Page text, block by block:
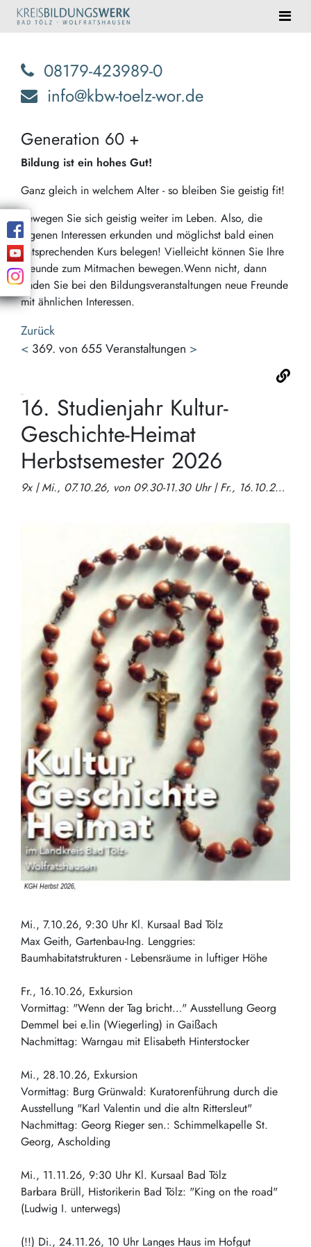
08179-423989-0
info@kbw-toelz-wor.de
Generation 60 +
Bildung ist ein hohes Gut!
Ganz gleich in welchem Alter - so bleiben Sie geistig fit!
Bewegen Sie sich geistig weiter im Leben. Also, die
eigenen Interessen erkunden und möglichst bald einen
entsprechenden Kurs belegen! Vielleicht können Sie Ihre
Freunde zum Mitmachen bewegen.Wenn nicht, dann
finden Sie bei den Bildungsveranstaltungen neue Freunde
mit ähnlichen Interessen.
Zurück
< 369. von 655 Veranstaltungen >
16. Studienjahr Kultur-
Geschichte-Heimat
Herbstsemester 2026
9x | Mi., 07.10.26, von 09.30-11.30 Uhr | Fr., 16.10.26, von 09.30-11.30 Uhr | Fr., 16.10.26, von 13.00-14.30 Uhr | Mi., 28.10.26, von 09.30-11.30 Uhr | Mi., 28.10.26, von 13.00-14.30 Uhr | Mi., 11.11.26, von 09.30-11.30 Uhr | Di., 24.11.26, von 09.30-11.30 Uhr | Di., 24.11.26, von 13.00-14.30 Uhr | Mi., 09.12.26, von 09.30-11.30 Uhr
Mi., 7.10.26, 9:30 Uhr Kl. Kursaal Bad Tölz
Max Geith, Gartenbau-Ing. Lenggries:
Baumhabitatstrukturen - Lebensräume in luftiger Höhe
Fr., 16.10.26, Exkursion
Vormittag: "Wenn der Tag bricht…" Ausstellung Georg
Demmel bei e.lin (Wiegerling) in Gaißach
Nachmittag: Warngau mit Elisabeth Hinterstocker
Mi., 28.10.26, Exkursion
Vormittag: Burg Grünwald: Kuratorenführung durch die
Ausstellung "Karl Valentin und die altn Rittersleut"
Nachmittag: Georg Rieger sen.: Schimmelkapelle St.
Georg, Ascholding
Mi., 11.11.26, 9:30 Uhr Kl. Kursaal Bad Tölz
Barbara Brüll, Historikerin Bad Tölz: "King on the road"
(Ludwig I. unterwegs)
(!!) Di., 24.11.26, 10 Uhr Langes Haus im Hofgut